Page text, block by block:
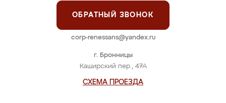
г. Бронницы
Каширский пер., 47А
СХЕМА ПРОЕЗДА
ОБРАТНЫЙ ЗВОНОК
corp-renessans@yandex.ru